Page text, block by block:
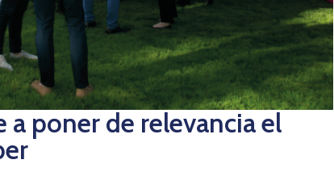
a poner de relevancia el